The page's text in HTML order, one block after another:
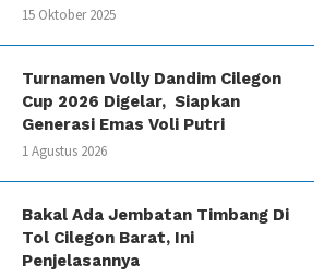
15 Oktober 2025
Turnamen Volly Dandim Cilegon
Cup 2026 Digelar, Siapkan
Generasi Emas Voli Putri
1 Agustus 2026
Bakal Ada Jembatan Timbang Di
Tol Cilegon Barat, Ini
Penjelasannya